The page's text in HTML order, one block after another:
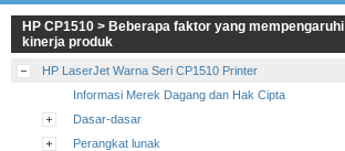
HP CP1510 > Beberapa faktor yang mempengaruhi
kinerja produk
HP LaserJet Warna Seri CP1510 Printer
Informasi Merek Dagang dan Hak Cipta
Dasar-dasar
Perangkat lunak